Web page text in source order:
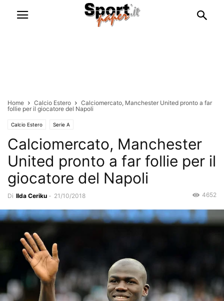
Home Calcio Estero
Calciomercato, Manchester United pronto a far
follie per il giocatore del Napoli
Calcio Estero Serie A
Calciomercato, Manchester
United pronto a far follie per il
giocatore del Napoli
Di Ilda Ceriku - 21/10/2018 4652